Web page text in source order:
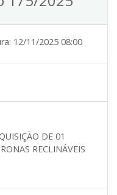
12/11/2025 08:00
DE 01
RECLINÁVEIS